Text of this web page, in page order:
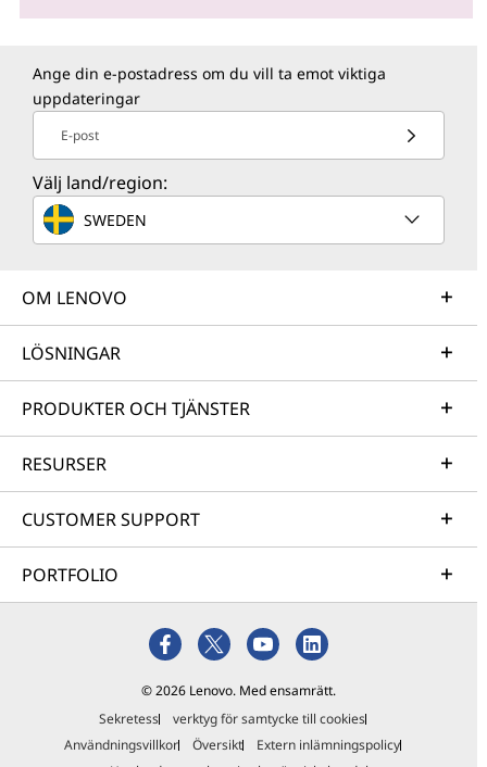
Ange din e-postadress om du vill ta emot viktiga
uppdateringar
E-post
Välj land/region:
SWEDEN
OM LENOVO
LÖSNINGAR
PRODUKTER OCH TJÄNSTER
RESURSER
CUSTOMER SUPPORT
PORTFOLIO
© 2026 Lenovo. Med ensamrätt.
Sekretess
verktyg för samtycke till cookies
Användningsvillkor
Översikt
Extern inlämningspolicy